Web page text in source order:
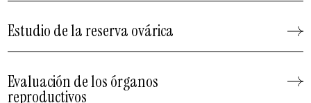
Estudio de la reserva ovárica
Evaluación de los órganos
reproductivos